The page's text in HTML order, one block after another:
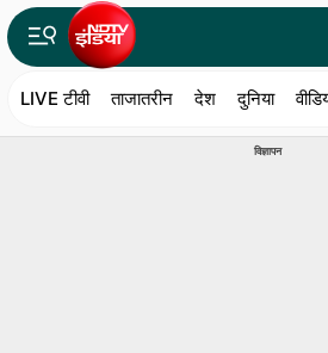
LIVE टीवी ताजातरीन देश दुनिया
विज्ञापन